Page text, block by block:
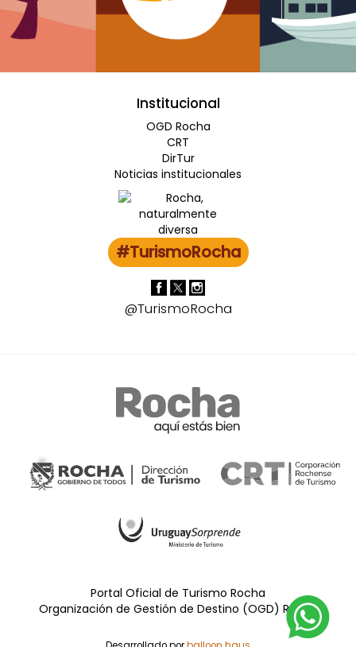
Institucional
OGD Rocha
CRT
DirTur
Noticias institucionales
#TurismoRocha
@TurismoRocha
Portal Oficial de Turismo Rocha
Organización de Gestión de Destino (OGD) Rocha